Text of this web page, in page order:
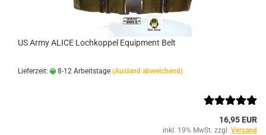
US Army ALICE Lochkoppel Equipment Belt
Lieferzeit: 8-12 Arbeitstage (Ausland abweichend)
16,95 EUR
inkl. 19% MwSt. zzgl. Versand